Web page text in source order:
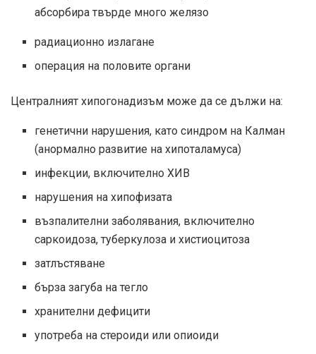
абсорбира твърде много желязо
радиационно излагане
операция на половите органи
Централният хипогонадизъм може да се дължи на:
генетични нарушения, като синдром на Калман
(анормално развитие на хипоталамуса)
инфекции, включително ХИВ
нарушения на хипофизата
възпалителни заболявания, включително
саркоидоза, туберкулоза и хистиоцитоза
затлъстяване
бърза загуба на тегло
хранителни дефицити
употреба на стероиди или опиоиди